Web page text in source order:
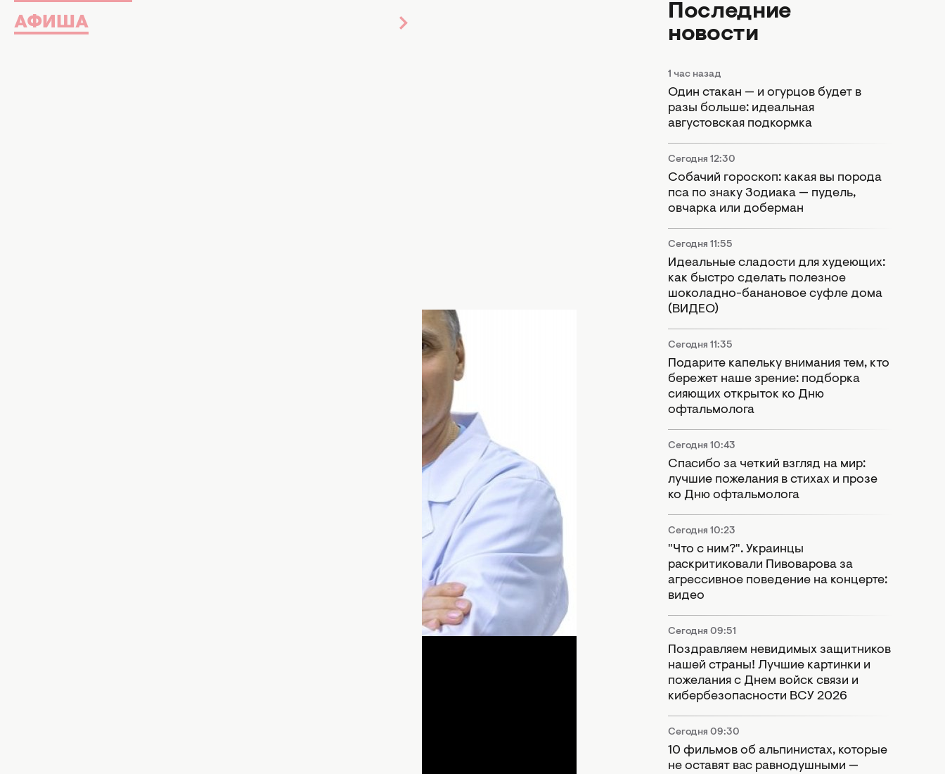
АФИША
Как сделать операцию по увеличению груди и как выбрать правильного
пластического хирурга? Что из себя представляет интимная пластика и как
похудеть с помощью липосакции? Эти и другие волнующие вопросы мы
Пластическая хирургия становится все популярнее и безопаснее. Мы можем
увеличить ягодицы и исправить проблему кривых ног, а процедура
увеличения губ настолько доступная, как и чистка зубов. Но девушки все еще
стесняются говорить о некоторых моментах с врачами и родными. Поэтому
На все важные и каверзные вопросы ответил кандидат медицинских
youtube-блоггер— Павел
Последние
новости
1 час назад
Один стакан — и огурцов будет в
разы больше: идеальная
августовская подкормка
Сегодня 12:30
Собачий гороскоп: какая вы порода
пса по знаку Зодиака — пудель,
овчарка или доберман
Сегодня 11:55
Идеальные сладости для худеющих:
как быстро сделать полезное
шоколадно-банановое суфле дома
(ВИДЕО)
Сегодня 11:35
Подарите капельку внимания тем, кто
бережет наше зрение: подборка
сияющих открыток ко Дню
офтальмолога
Сегодня 10:43
Спасибо за четкий взгляд на мир:
лучшие пожелания в стихах и прозе
ко Дню офтальмолога
Сегодня 10:23
"Что с ним?". Украинцы
раскритиковали Пивоварова за
агрессивное поведение на концерте:
видео
Сегодня 09:51
Поздравляем невидимых защитников
нашей страны! Лучшие картинки и
пожелания с Днем войск связи и
кибербезопасности ВСУ 2026
Сегодня 09:30
10 фильмов об альпинистах, которые
не оставят вас равнодушными —